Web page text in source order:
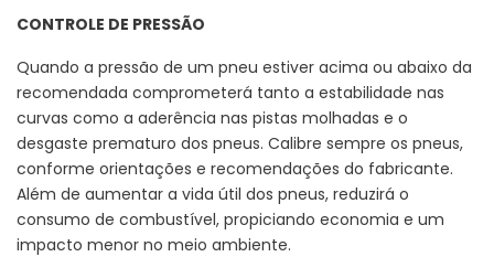
CONTROLE DE PRESSÃO
Quando a pressão de um pneu estiver acima ou abaixo da
recomendada comprometerá tanto a estabilidade nas
curvas como a aderência nas pistas molhadas e o
desgaste prematuro dos pneus. Calibre sempre os pneus,
conforme orientações e recomendações do fabricante.
Além de aumentar a vida útil dos pneus, reduzirá o
consumo de combustível, propiciando economia e um
impacto menor no meio ambiente.